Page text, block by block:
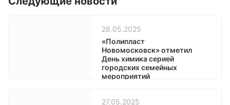
28.05.2025
«Полипласт
Новомосковск» отметил
День химика серией
городских семейных
мероприятий
27.05.2025